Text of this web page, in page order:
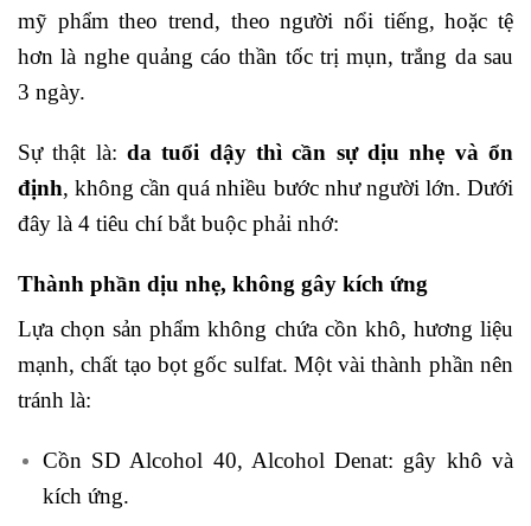
mỹ phẩm theo trend, theo người nổi tiếng, hoặc tệ
hơn là nghe quảng cáo thần tốc trị mụn, trắng da sau
3 ngày.
Sự thật là: da tuổi dậy thì cần sự dịu nhẹ và ổn
định, không cần quá nhiều bước như người lớn. Dưới
đây là 4 tiêu chí bắt buộc phải nhớ:
Thành phần dịu nhẹ, không gây kích ứng
Lựa chọn sản phẩm không chứa cồn khô, hương liệu
mạnh, chất tạo bọt gốc sulfat. Một vài thành phần nên
tránh là:
Cồn SD Alcohol 40, Alcohol Denat: gây khô và
kích ứng.